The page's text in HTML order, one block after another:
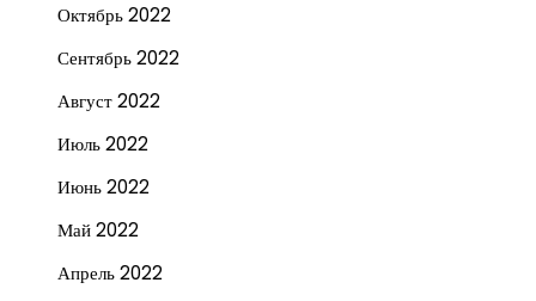
Октябрь 2022
Сентябрь 2022
Август 2022
Июль 2022
Июнь 2022
Май 2022
Апрель 2022